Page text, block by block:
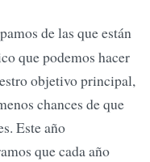
de las que están
que podemos hacer
objetivo principal,
chances de que
Este año
que cada año